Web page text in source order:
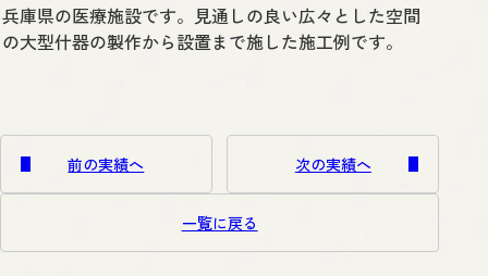
兵庫県の医療施設です。見通しの良い広々とした空間
の大型什器の製作から設置まで施した施工例です。
前の実績へ
一覧に戻る
次の実績へ